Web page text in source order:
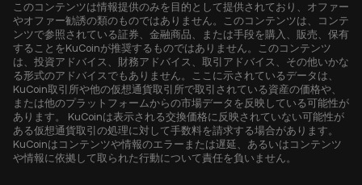
このコンテンツは情報提供のみを目的として提供されており、オファー
やオファー勧誘の類のものではありません。このコンテンツは、コンテ
ンツで参照されている証券、金融商品、または手段を購入、販売、保有
することをKuCoinが推奨するものではありません。このコンテンツ
は、投資アドバイス、財務アドバイス、取引アドバイス、その他いかな
る形式のアドバイスでもありません。ここに示されているデータは、
KuCoin取引所や他の仮想通貨取引所で取引されている資産の価格や、
または他のプラットフォームからの市場データを反映している可能性が
あります。 KuCoinは表示される交換価格に反映されていない可能性が
ある仮想通貨取引の処理に対して手数料を請求する場合があります。
KuCoinはコンテンツや情報のエラーまたは遅延、あるいはコンテンツ
や情報に依拠して取られた行動について責任を負いません。